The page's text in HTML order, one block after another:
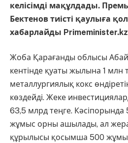
келісімді мақұлдады.
Бектенов тиісті қаулыға
хабарлайды
Жоба Қарағанды облысы
кентінде қуаты жылына 1 млн
металлургиялық кокс
көздейді. Жеке
63,5 млрд теңге. Кәсіпорында
жұмыс орны ашылады, ал
құрылысы қосымша 500